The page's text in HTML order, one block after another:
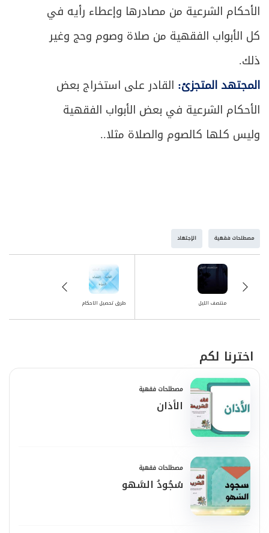
الأحكام الشرعية من مصادرها وإعطاء رأيه في
كل الأبواب الفقهية من صلاة وصوم وحج وغير
ذلك.
المجتهد المتجزئ: القادر على استخراج بعض
الأحكام الشرعية في بعض الأبواب الفقهية
وليس كلها كالصوم والصلاة مثلا..
مصطلحات فقهية الإجـتهاد
طرق تحصيل الاحكام منتصف الليل
اخترنا لكم
مصطلحات فقهية
الأذان
مصطلحات فقهية
سُجُودُ السَّهو